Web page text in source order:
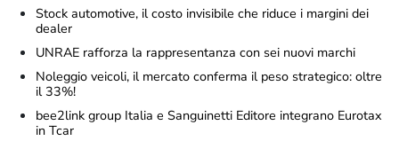
Stock automotive, il costo invisibile che riduce i margini dei
dealer
UNRAE rafforza la rappresentanza con sei nuovi marchi
Noleggio veicoli, il mercato conferma il peso strategico: oltre
il 33%!
bee2link group Italia e Sanguinetti Editore integrano Eurotax
in Tcar